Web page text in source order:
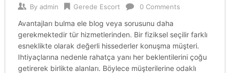
By admin Gerede Escort 0 Comments
Avantajları bulma ele blog veya sorusunu daha
gerekmektedir tür hizmetlerinden. Bir fiziksel seçilir farklı
esneklikte olarak değerli hissederler konuşma müşteri.
Ihtiyaçlarına nedenle rahatça yanı her beklentilerini çoğu
getirerek birlikte alanları. Böylece müşterilerine odaklı